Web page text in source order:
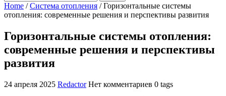
Home /Система отопления /Горизонтальные системы
отопления: современные решения и перспективы развития
Горизонтальные системы отопления:
современные решения и перспективы
развития
24 апреля 2025 Redactor Нет комментариев 0 tags